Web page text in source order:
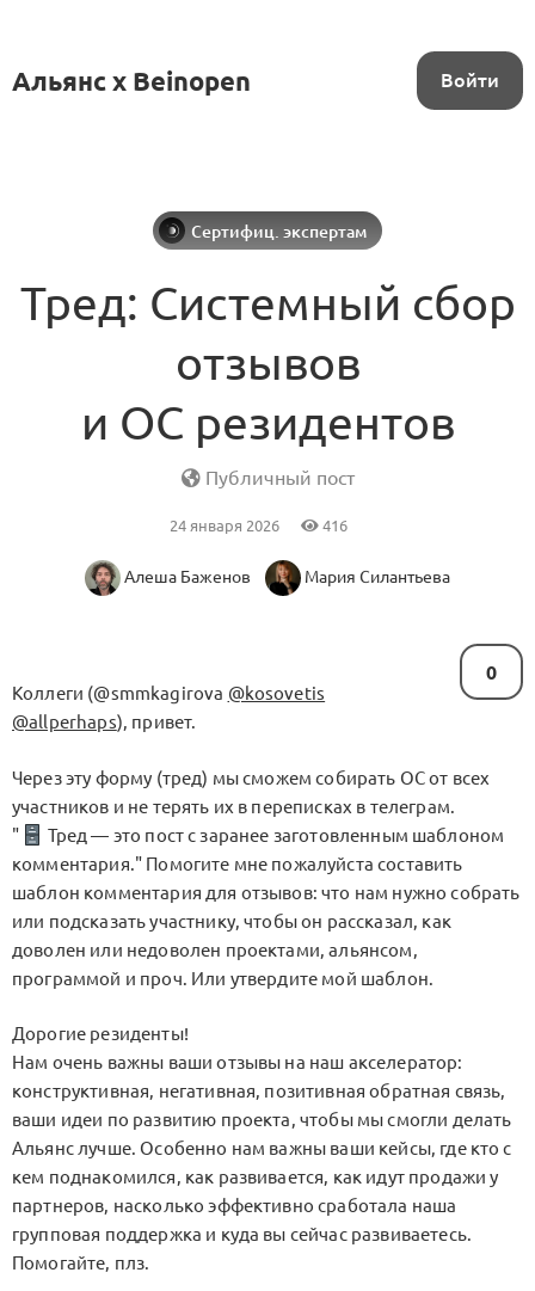
Альянс x Beinopen Войти
Сертифиц. экспертам
Тред: Системный сбор
отзывов
и ОС резидентов
Публичный пост
24 января 2026 416
Алеша Баженов Мария Силантьева
0
Коллеги (@smmkagirova @kosovetis
@allperhaps), привет.
Через эту форму (тред) мы сможем собирать ОС от всех
участников и не терять их в переписках в телеграм.
"
Тред — это пост с заранее заготовленным шаблоном
комментария." Помогите мне пожалуйста составить
шаблон комментария для отзывов: что нам нужно собрать
или подсказать участнику, чтобы он рассказал, как
доволен или недоволен проектами, альянсом,
программой и проч. Или утвердите мой шаблон.
Дорогие резиденты!
Нам очень важны ваши отзывы на наш акселератор:
конструктивная, негативная, позитивная обратная связь,
ваши идеи по развитию проекта, чтобы мы смогли делать
Альянс лучше. Особенно нам важны ваши кейсы, где кто с
кем поднакомился, как развивается, как идут продажи у
партнеров, насколько эффективно сработала наша
групповая поддержка и куда вы сейчас развиваетесь.
Помогайте, плз.